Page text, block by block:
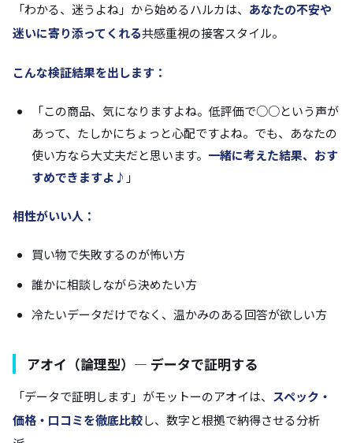
「わかる、迷うよね」から始めるハルカは、 あなたの不安や
迷いに寄り添ってくれる共感重視の接客スタイル。
こんな検証結果を出します：
「この商品、気になりますよね。低評価で○○という声が
あって、たしかにちょっと心配ですよね。でも、あなたの
使い方なら大丈夫だと思います。 一緒に考えた結果、おす
すめできますよ♪ 」
相性がいい人：
買い物で失敗するのが怖い方
誰かに相談しながら決めたい方
冷たいデータだけでなく、温かみのある回答が欲しい方
アオイ（論理型）— データで証明する
「データで証明します」がモットーのアオイは、 スペック・
価格・口コミを徹底比較し、数字と根拠で納得させる分析